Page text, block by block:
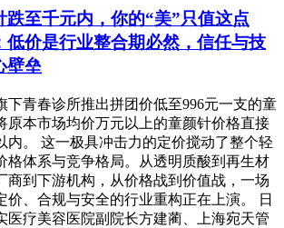
跌至千元内，你的“美”只值这点
低价是行业整合期必然，信任与技
壁垒
下青春诊所推出拼团价低至996元一支的童
原本市场均价万元以上的童颜针价格直接
内。 这一极具冲击力的定价搅动了整个轻
格体系与竞争格局。从透明质酸到再生材
商到下游机构，从价格战到价值战，一场
价、合规与安全的行业重构正在上演。 日
医疗美容医院副院长方建蔺、上海宛天管